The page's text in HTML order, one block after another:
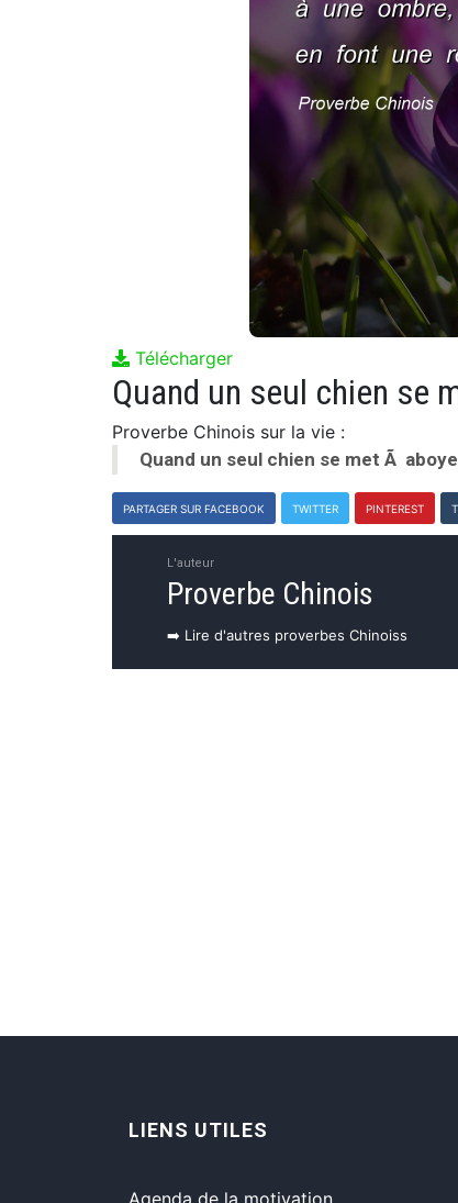
Télécharger
Proverbe Chinois sur la vie :
Quand un seul chien se met Ã
PARTAGER SUR FACEBOOK TWITTER PINTEREST
L'auteur
Proverbe Chinois
➡️ Lire d'autres proverbes Chinoiss
LIENS UTILES
Agenda de la motivation